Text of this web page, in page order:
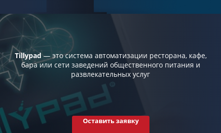
Tillypad— это система автоматизации ресторана, кафе,
бара или сети заведений общественного питания и
развлекательных услуг
Оставить заявку